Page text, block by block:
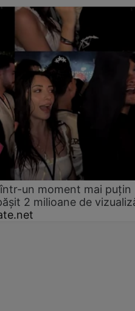
un moment mai puțin
2 milioane de